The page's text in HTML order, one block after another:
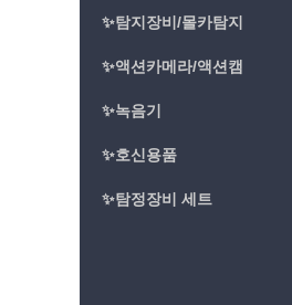
✨탐지장비/몰카탐지
✨액션카메라/액션캠
✨녹음기
✨호신용품
✨탐정장비 세트